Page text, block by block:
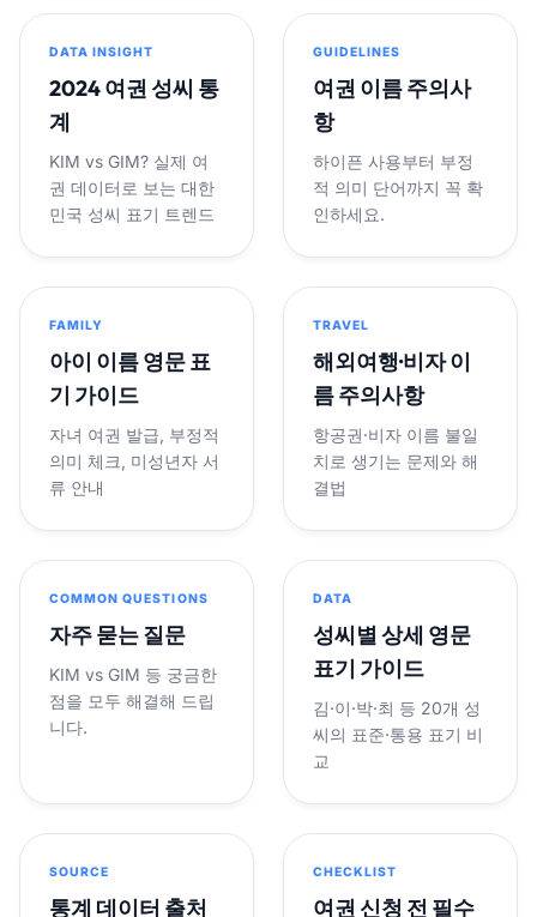
DATA INSIGHT
2024 여권 성씨 통
계
KIM vs GIM? 실제 여
권 데이터로 보는 대한
민국 성씨 표기 트렌드
GUIDELINES
여권 이름 주의사
항
하이픈 사용부터 부정
적 의미 단어까지 꼭 확
인하세요.
FAMILY
아이 이름 영문 표
기 가이드
자녀 여권 발급, 부정적
의미 체크, 미성년자 서
류 안내
TRAVEL
해외여행·비자 이
름 주의사항
항공권·비자 이름 불일
치로 생기는 문제와 해
결법
COMMON QUESTIONS
자주 묻는 질문
KIM vs GIM 등 궁금한
점을 모두 해결해 드립
니다.
DATA
성씨별 상세 영문
표기 가이드
김·이·박·최 등 20개 성
씨의 표준·통용 표기 비
교
SOURCE
통계 데이터 출처
CHECKLIST
여권 신청 전 필수